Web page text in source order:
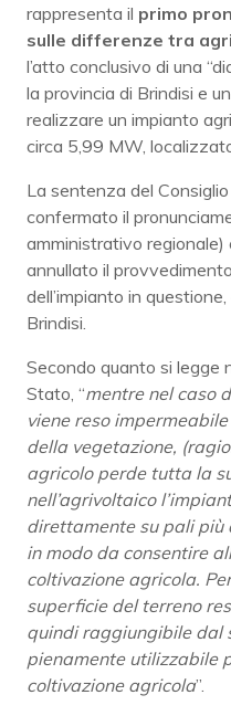
rappresenta il primo
sulle differenze tra
l’atto conclusivo di una
la provincia di Brindisi e
realizzare un impianto
circa 5,99 MW,
La sentenza del
confermato il
amministrativo
annullato il
dell’impianto in
Brindisi.
Secondo quanto si legge
Stato, “mentre nel caso
viene reso
della vegetazione,
agricolo perde tutta la
nell’agrivoltaico
direttamente su pali più
in modo da consentire
coltivazione agricola.
superficie del terreno
quindi raggiungibile dal
pienamente utilizzabile
coltivazione agricola”.